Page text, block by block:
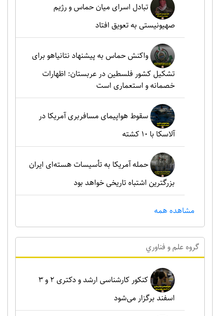
تبادل اسرای میان حماس و رژیم
صهیونیستی به تعویق افتاد
واکنش حماس به پیشنهاد نتانیاهو برای
تشکیل کشور فلسطین در عربستان: اظهارات
خصمانه و استعماری است
سقوط هواپیمای مسافربری آمریکا در
آلاسکا با ۱۰ کشته
حمله آمریکا به تأسیسات هسته‌ای ایران
بزرگترین اشتباه تاریخی خواهد بود
مشاهده همه
گروه علم و فناوري
کنکور کارشناسی ارشد و دکتری ۲ و ۳
اسفند برگزار می‌شود